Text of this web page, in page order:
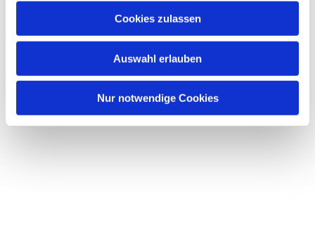
Cookies zulassen
Auswahl erlauben
Nur notwendige Cookies